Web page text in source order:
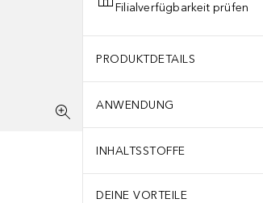
Filialverfügbarkeit prüfen
PRODUKTDETAILS
ANWENDUNG
INHALTSSTOFFE
DEINE VORTEILE